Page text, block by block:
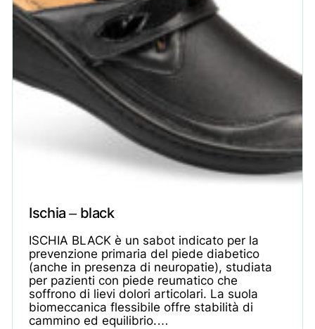
Ischia – black
ISCHIA BLACK è un sabot indicato per la
prevenzione primaria del piede diabetico
(anche in presenza di neuropatie), studiata
per pazienti con piede reumatico che
soffrono di lievi dolori articolari. La suola
biomeccanica flessibile offre stabilità di
cammino ed equilibrio.…